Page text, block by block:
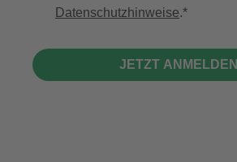
Datenschutzhinweise.
JETZT ANMELDEN